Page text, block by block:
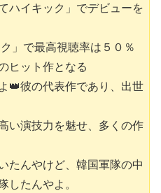
ハイキック」でデビューを
」で最高視聴率は５０％
ヒット作となる
👑彼の代表作であり、出世
い演技力を魅せ、多くの作
たんやけど、韓国軍隊の中
したんやよ。